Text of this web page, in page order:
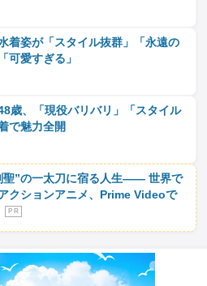
着姿が「スタイル抜群」「永遠の
可愛すぎる」
歳、「現役バリバリ」「スタイル
で魅力全開
聖”の一太刀に宿る人生―― 世界で
クションアニメ、Prime Videoで
P R